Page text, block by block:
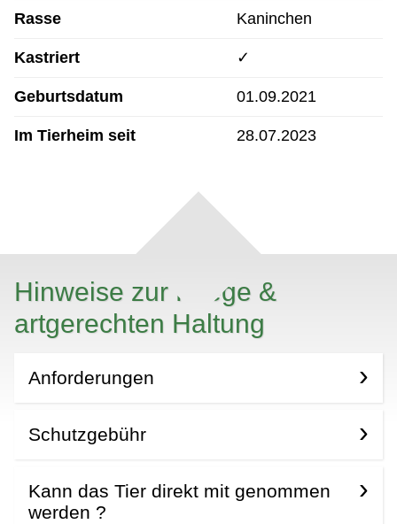
Rasse Kaninchen
Kastriert ✓
Geburtsdatum 01.09.2021
Im Tierheim seit 28.07.2023
Hinweise zur Pflege &
artgerechten Haltung
Anforderungen
Schutzgebühr
Kann das Tier direkt mit genommen
werden ?